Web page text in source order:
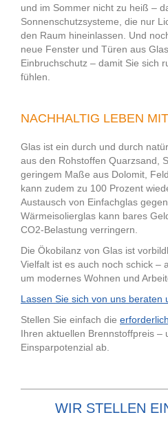
und im Sommer nicht zu heiß –
Sonnenschutzsysteme, die nur
den Raum hineinlassen. Und
neue Fenster und Türen aus
Einbruchschutz – damit Sie sich
fühlen.
NACHHALTIG LEBEN
Glas ist ein durch und durch
aus den Rohstoffen Quarzsand,
geringem Maße aus Dolomit,
kann zudem zu 100 Prozent
Austausch von Einfachglas
Wärmeisolierglas kann bares
CO2-Belastung verringern.
Die Ökobilanz von Glas ist
Vielfalt ist es auch noch schick –
um modernes Wohnen und
Lassen Sie sich von uns beraten
Stellen Sie einfach die
Ihren aktuellen Brennstoffpreis –
Einsparpotenzial ab.
WIR STELLEN